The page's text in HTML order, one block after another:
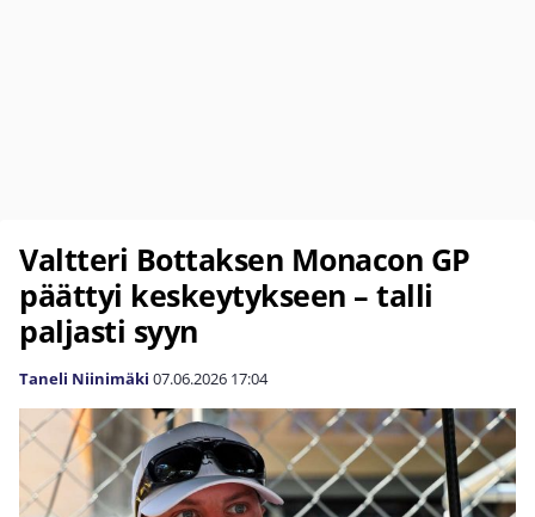
Valtteri Bottaksen Monacon GP
päättyi keskeytykseen – talli
paljasti syyn
Taneli Niinimäki 07.06.2026 17:04